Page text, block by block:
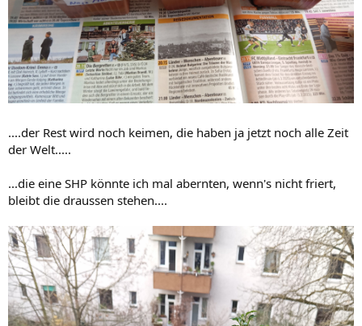
....der Rest wird noch keimen, die haben ja jetzt noch alle Zeit
der Welt.....
...die eine SHP könnte ich mal abernten, wenn's nicht friert,
bleibt die draussen stehen....